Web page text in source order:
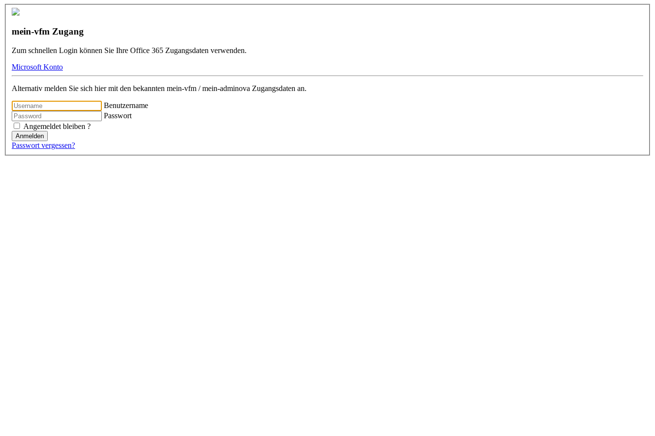
mein-vfm Zugang
Zum schnellen Login können Sie Ihre Office 365 Zugangsdaten verwenden.
Microsoft Konto
Alternativ melden Sie sich hier mit den bekannten mein-vfm / mein-adminova Zugangsdaten an.
Benutzername
Passwort
Angemeldet bleiben ?
Anmelden
Passwort vergessen?